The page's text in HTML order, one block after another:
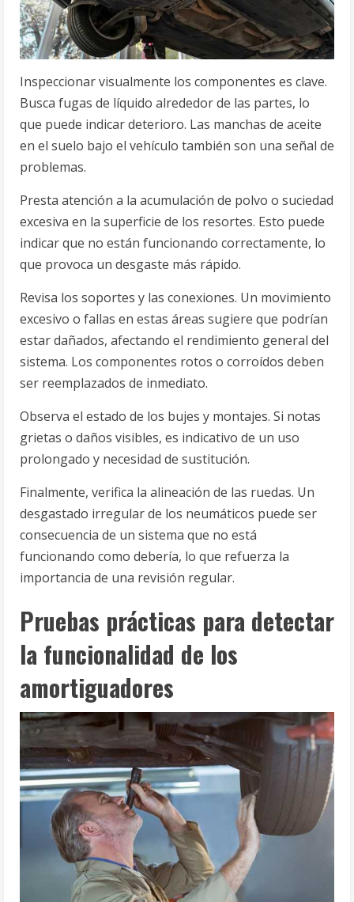
Inspeccionar visualmente los componentes es clave.
Busca fugas de líquido alrededor de las partes, lo
que puede indicar deterioro. Las manchas de aceite
en el suelo bajo el vehículo también son una señal de
problemas.
Presta atención a la acumulación de polvo o suciedad
excesiva en la superficie de los resortes. Esto puede
indicar que no están funcionando correctamente, lo
que provoca un desgaste más rápido.
Revisa los soportes y las conexiones. Un movimiento
excesivo o fallas en estas áreas sugiere que podrían
estar dañados, afectando el rendimiento general del
sistema. Los componentes rotos o corroídos deben
ser reemplazados de inmediato.
Observa el estado de los bujes y montajes. Si notas
grietas o daños visibles, es indicativo de un uso
prolongado y necesidad de sustitución.
Finalmente, verifica la alineación de las ruedas. Un
desgastado irregular de los neumáticos puede ser
consecuencia de un sistema que no está
funcionando como debería, lo que refuerza la
importancia de una revisión regular.
Pruebas prácticas para detectar
la funcionalidad de los
amortiguadores